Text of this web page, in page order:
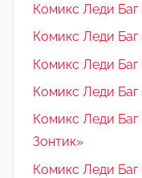
Комикс Леди
Комикс Леди
Комикс Леди
Комикс Леди
Комикс Леди
Зонтик»
Комикс Леди